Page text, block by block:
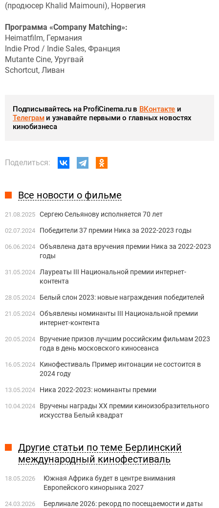
(продюсер Khalid Maimouni), Норвегия
Программа «Company Matching»:
Heimatfilm, Германия
Indie Prod / Indie Sales, Франция
Mutante Cine, Уругвай
Schortcut, Ливан
Подписывайтесь на ProfiCinema.ru в ВКонтакте и
Телеграми узнавайте первыми о главных новостях
кинобизнеса
Поделиться:
Все новости о фильме
21.08.2025 Сергею Сельянову исполняется 70 лет
02.07.2024 Победители 37 премии Ника за 2022-2023 годы
06.06.2024 Объявлена дата вручения премии Ника за 2022-2023
годы
31.05.2024
Лауреаты III Национальной премии интернет-
контента
28.05.2024 Белый слон 2023: новые награждения победителей
21.05.2024 Объявлены номинанты III Национальной премии
интернет-контента
20.05.2024
Вручение призов лучшим российским фильмам 2023
года в день московского киносеанса
16.05.2024
Кинофестиваль Пример интонации не состоится в
2024 году
13.05.2024 Ника 2022-2023: номинанты премии
10.04.2024
Вручены награды XX премии киноизобразительного
искусства Белый квадрат
Другие статьи по теме Берлинский
международный кинофестиваль
18.05.2026
Южная Африка будет в центре внимания
Европейского кинорынка 2027
24.03.2026
Берлинале 2026: рекорд по посещаемости и даты